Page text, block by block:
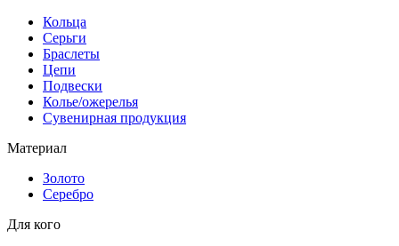
Кольца
Серьги
Браслеты
Цепи
Подвески
Колье/ожерелья
Сувенирная продукция
Материал
Золото
Серебро
Для кого